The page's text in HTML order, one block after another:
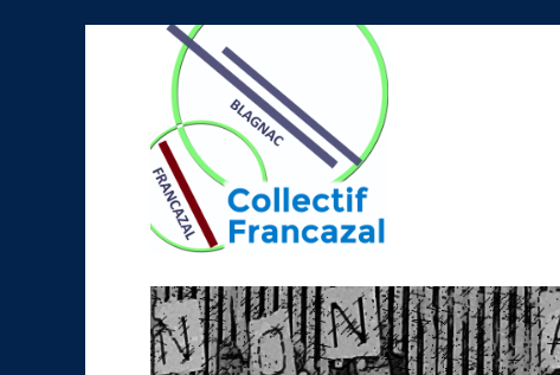
Collectif Francazal